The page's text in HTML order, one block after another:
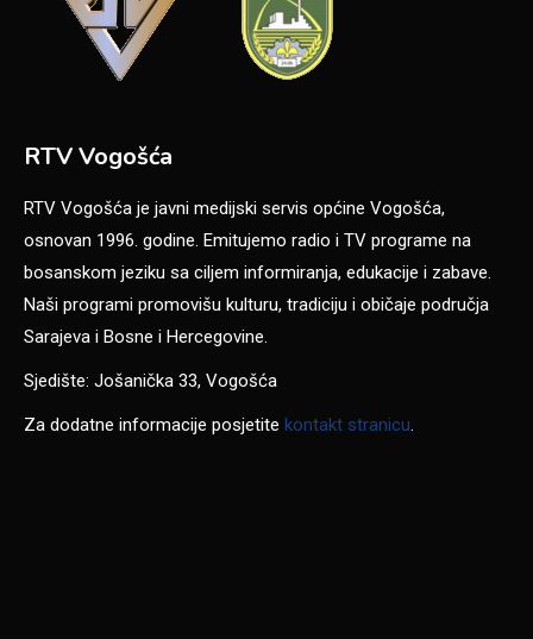
RTV Vogošća
RTV Vogošća je javni medijski servis općine Vogošća,
osnovan 1996. godine. Emitujemo radio i TV programe na
bosanskom jeziku sa ciljem informiranja, edukacije i zabave.
Naši programi promovišu kulturu, tradiciju i običaje područja
Sarajeva i Bosne i Hercegovine.
Sjedište: Jošanička 33, Vogošća
Za dodatne informacije posjetite kontakt stranicu.